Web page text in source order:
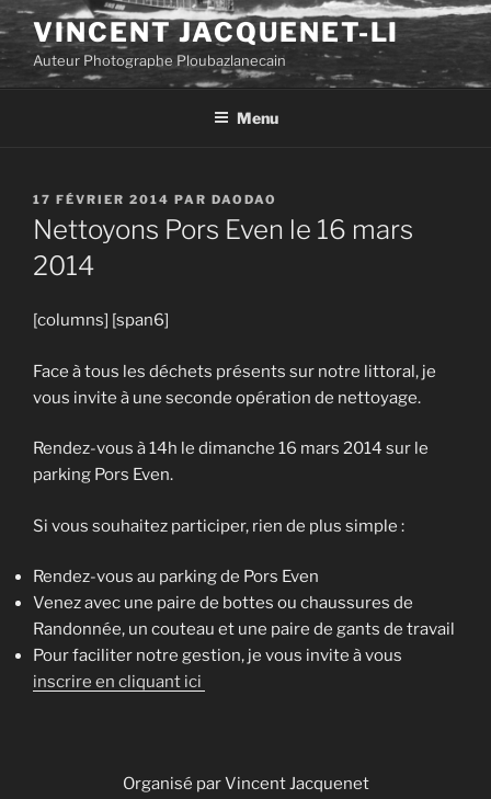
Aller
au
contenu
principal
VINCENT JACQUENET-LI
Auteur Photographe Ploubazlanecain
Menu
PUBLIÉ
LE
17 FÉVRIER 2014 PAR DAODAO
Nettoyons Pors Even le 16 mars
2014
[columns] [span6]
Face à tous les déchets présents sur notre littoral, je
vous invite à une seconde opération de nettoyage.
Rendez-vous à 14h le dimanche 16 mars 2014 sur le
parking Pors Even.
Si vous souhaitez participer, rien de plus simple :
Rendez-vous au parking de Pors Even
Venez avec une paire de bottes ou chaussures de
Randonnée, un couteau et une paire de gants de travail
Pour faciliter notre gestion, je vous invite à vous
inscrire en cliquant ici
Organisé par Vincent Jacquenet